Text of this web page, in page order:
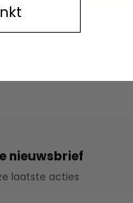
nieuwsbrief
laatste acties